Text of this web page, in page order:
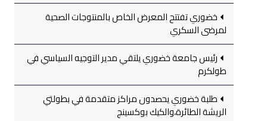
خضوري تفتتح المعرض الخاص بالمنتوجات الصحية
لمرضى السكري
رئيس جامعة خضوري يلتقي مدير التوجيه السياسي في
طولكرم
طلبة خضوري يحصدون مراكز متقدمة في بطولتي
الريشة الطائرة،والكيك بوكسينج